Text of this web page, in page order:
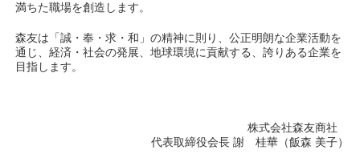
満ちた職場を創造します。
森友は「誠・奉・求・和」の精神に則り、公正明朗な企業活動を
通じ、経済・社会の発展、地球環境に貢献する、誇りある企業を
目指します。
株式会社森友商社
代表取締役会長 謝 桂華（飯森 美子）